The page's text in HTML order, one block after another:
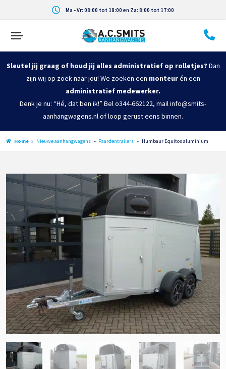
Ma - Vr: 08:00 tot 18:00 en Za: 8:00 tot 17:00
Sleutel jij graag of houd jij alles administratief op rolletjes? Dan
zijn wij op zoek naar jou! We zoeken een monteurén een
administratief medewerker.
Denk je nu: “Hé, dat ben ik!” Bel o344-662122, mail info@smits-
aanhangwagens.nl of loop gerust eens binnen.
Home » Nieuwe aanhangwagens » Paardentrailers » Humbaur Equitos aluminium